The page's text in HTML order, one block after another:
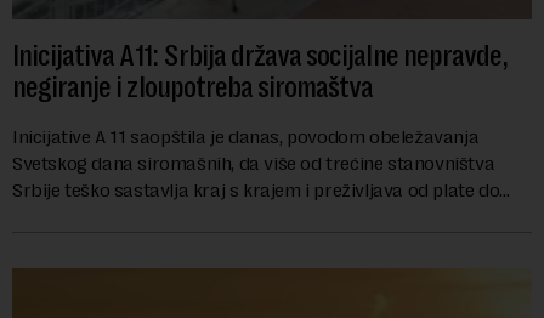
Inicijativa A11: Srbija država socijalne nepravde,
negiranje i zloupotreba siromaštva
Inicijative A 11 saopštila je danas, povodom obeležavanja
Svetskog dana siromašnih, da više od trećine stanovništva
Srbije teško sastavlja kraj s krajem i preživljava od plate do